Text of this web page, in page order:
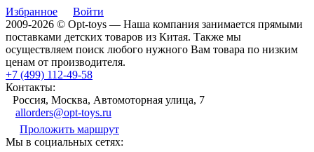
Избранное
Войти
2009-2026 © Opt-toys — Наша компания занимается прямыми
поставками детских товаров из Китая. Также мы
осуществляем поиск любого нужного Вам товара по низким
ценам от производителя.
+7 (499) 112-49-58
Контакты:
Россия, Москва, Автомоторная улица, 7
allorders@opt-toys.ru
Проложить маршрут
Мы в социальных сетях: